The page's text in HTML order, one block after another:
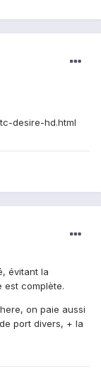
desire-hd.html
évitant la
complète.
on paie aussi
port divers, + la